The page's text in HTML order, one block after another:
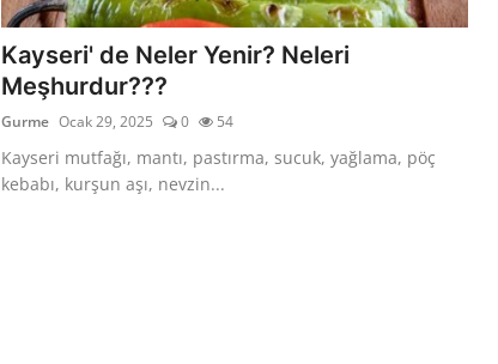
Kayseri' de Neler Yenir? Neleri
Meşhurdur???
Gurme Ocak 29, 2025 0 54
Kayseri mutfağı, mantı, pastırma, sucuk, yağlama, pöç
kebabı, kurşun aşı, nevzin...